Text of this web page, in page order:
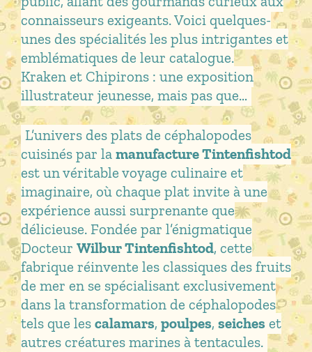
connaisseurs exigeants. Voici quelques-
unes des spécialités les plus intrigantes et
emblématiques de leur catalogue.
Kraken et Chipirons : une exposition
illustrateur jeunesse, mais pas que…
L’univers des plats de céphalopodes
cuisinés par la manufacture Tintenfishtod
est un véritable voyage culinaire et
imaginaire, où chaque plat invite à une
expérience aussi surprenante que
délicieuse. Fondée par l’énigmatique
Docteur Wilbur Tintenfishtod, cette
fabrique réinvente les classiques des fruits
de mer en se spécialisant exclusivement
dans la transformation de céphalopodes
tels que les calamars, poulpes, seiches et
autres créatures marines à tentacules.